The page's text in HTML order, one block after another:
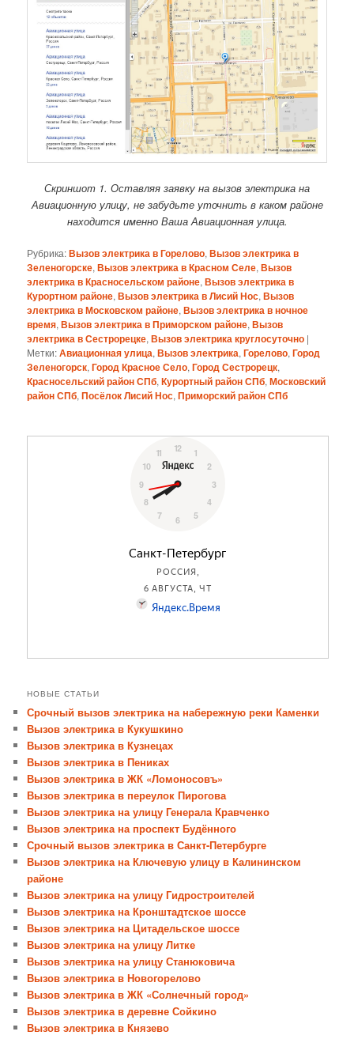
Скриншот 1. Оставляя заявку на вызов электрика на
Авиационную улицу, не забудьте уточнить в каком районе
находится именно Ваша Авиационная улица.
Рубрика:Вызов электрика в Горелово,Вызов электрика в
Зеленогорске,Вызов электрика в Красном Селе,Вызов
электрика в Красносельском районе,Вызов электрика в
Курортном районе,Вызов электрика в Лисий Нос,Вызов
электрика в Московском районе,Вызов электрика в ночное
время,Вызов электрика в Приморском районе,Вызов
электрика в Сестрорецке,Вызов электрика круглосуточно |
Метки:Авиационная улица,Вызов электрика,Горелово,Город
Зеленогорск,Город Красное Село,Город Сестрорецк,
Красносельский район СПб,Курортный район СПб,Московский
район СПб,Посёлок Лисий Нос,Приморский район СПб
НОВЫЕ СТАТЬИ
Срочный вызов электрика на набережную реки Каменки
Вызов электрика в Кукушкино
Вызов электрика в Кузнецах
Вызов электрика в Пениках
Вызов электрика в ЖК «Ломоносовъ»
Вызов электрика в переулок Пирогова
Вызов электрика на улицу Генерала Кравченко
Вызов электрика на проспект Будённого
Срочный вызов электрика в Санкт-Петербурге
Вызов электрика на Ключевую улицу в Калининском
районе
Вызов электрика на улицу Гидростроителей
Вызов электрика на Кронштадтское шоссе
Вызов электрика на Цитадельское шоссе
Вызов электрика на улицу Литке
Вызов электрика на улицу Станюковича
Вызов электрика в Новогорелово
Вызов электрика в ЖК «Солнечный город»
Вызов электрика в деревне Сойкино
Вызов электрика в Князево